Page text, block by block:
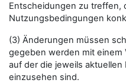
Entscheidungen zu treffen,
Nutzungsbedingungen
(3) Änderungen müssen
gegeben werden mit einem
auf der die jeweils
einzusehen sind.